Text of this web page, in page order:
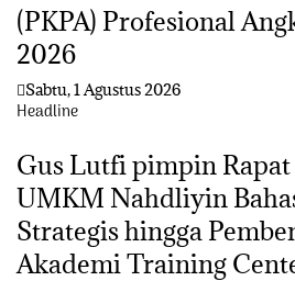
(PKPA) Profesional
2026
Sabtu, 1 Agustus 2026
Headline
Gus Lutfi pimpin Rapat
UMKM Nahdliyin
Strategis hingga
Akademi Training